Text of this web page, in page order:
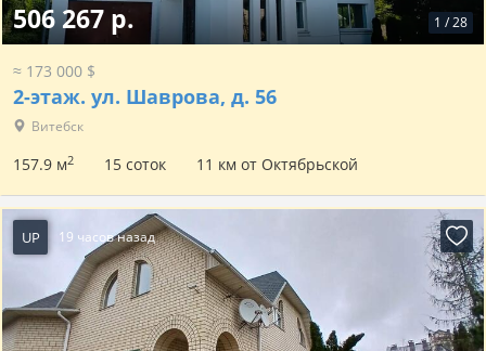
1 /28
506 267 р.
≈ 173 000 $
2-этаж. ул. Шаврова, д. 56
Витебск
157.9 м2 15 соток 11 км от Октябрьской
UP 19 часов назад